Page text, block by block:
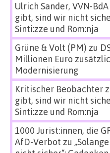
Ulrich Sander, VVN-BdA
gibt, sind wir nicht
Sinti:zze und Rom:nja
Grüne & Volt (PM) zu
Millionen Euro
Modernisierung
Kritischer Beobachter
gibt, sind wir nicht
Sinti:zze und Rom:nja
1000 Jurist:innen, die
AfD-Verbot zu